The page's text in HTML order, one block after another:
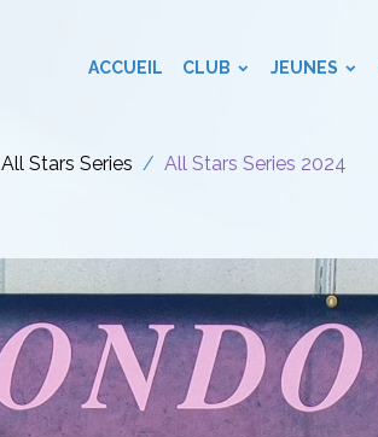
ACCUEIL CLUB JEUNES
All Stars Series All Stars Series 2024